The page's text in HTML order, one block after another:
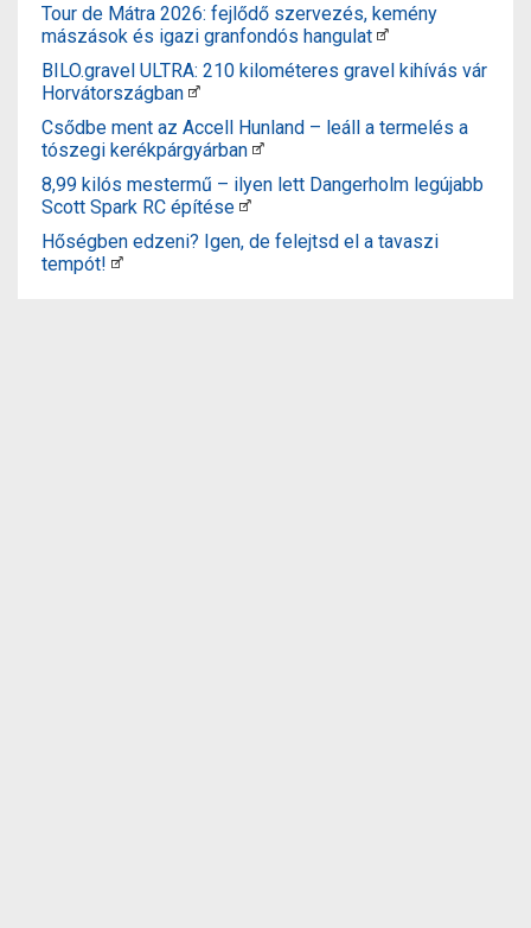
Tour de Mátra 2026: fejlődő szervezés, kemény
mászások és igazi granfondós hangulat
BILO.gravel ULTRA: 210 kilométeres gravel kihívás vár
Horvátországban
Csődbe ment az Accell Hunland – leáll a termelés a
tószegi kerékpárgyárban
8,99 kilós mestermű – ilyen lett Dangerholm legújabb
Scott Spark RC építése
Hőségben edzeni? Igen, de felejtsd el a tavaszi
tempót!